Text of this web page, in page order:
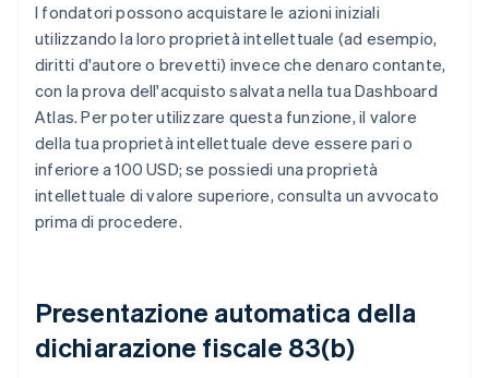
I fondatori possono acquistare le azioni iniziali
utilizzando la loro proprietà intellettuale (ad esempio,
diritti d'autore o brevetti) invece che denaro contante,
con la prova dell'acquisto salvata nella tua Dashboard
Atlas. Per poter utilizzare questa funzione, il valore
della tua proprietà intellettuale deve essere pari o
inferiore a 100 USD; se possiedi una proprietà
intellettuale di valore superiore, consulta un avvocato
prima di procedere.
Presentazione automatica della
dichiarazione fiscale 83(b)